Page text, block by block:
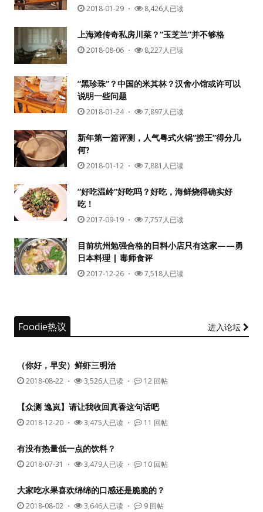
用户名或Email
密码
记住我的登录状态
2018-01-29 ・ 8,426人已读
上海滩传奇私房川菜？“玉芝兰”并不够格
2018-08-06 ・ 8,227人已读
“黑珍珠”？中国的米其林？汉舍小馆或许可以
说明一些问题
2018-01-24・ 7,897人已读
新年第一篇评测，人气粤式火锅“捞王”得分几
何?
2018-01-12 ・ 7,881人已读
“好吃温岭”好吃吗？好吃，海鲜烧得确实好
吃！
2017-09-19 ・ 7,757人已读
目前杭州勉强合格的日料小店只有这家——勇
日本料理 | 毒师食评
2017-12-26 ・ 7,518人已读
Foodie热议 进入论坛
（你好，早安）鲜虾三明治
2018-08-22 ・ 3,526人已读 ・ 12 回帖
【众测 逸岚】请让我收回真香这句话吧
2018-12-20 ・ 3,475人已读 ・ 11 回帖
有没有热量低一点的饮料？
2018-07-31 ・ 3,479人已读 ・ 10 回帖
大家吃水果喜欢绵绵的口感还是脆脆的？
2018-08-02 ・ 3,646人已读 ・ 9 回帖